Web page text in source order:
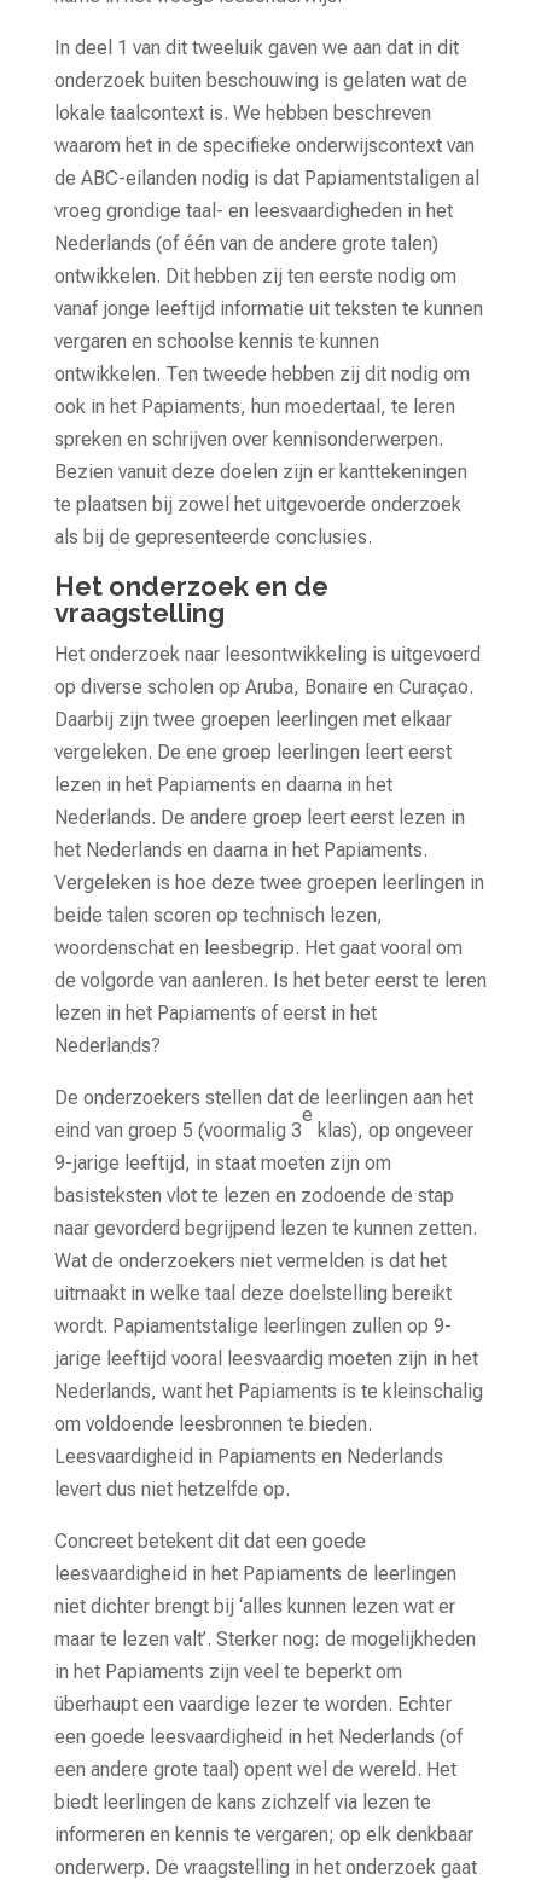
In deel 1 van dit tweeluik gaven we aan dat in dit
onderzoek buiten beschouwing is gelaten wat de
lokale taalcontext is. We hebben beschreven
waarom het in de specifieke onderwijscontext van
de ABC-eilanden nodig is dat Papiamentstaligen al
vroeg grondige taal- en leesvaardigheden in het
Nederlands (of één van de andere grote talen)
ontwikkelen. Dit hebben zij ten eerste nodig om
vanaf jonge leeftijd informatie uit teksten te kunnen
vergaren en schoolse kennis te kunnen
ontwikkelen. Ten tweede hebben zij dit nodig om
ook in het Papiaments, hun moedertaal, te leren
spreken en schrijven over kennisonderwerpen.
Bezien vanuit deze doelen zijn er kanttekeningen
te plaatsen bij zowel het uitgevoerde onderzoek
als bij de gepresenteerde conclusies.
Het onderzoek en de
vraagstelling
Het onderzoek naar leesontwikkeling is uitgevoerd
op diverse scholen op Aruba, Bonaire en Curaçao.
Daarbij zijn twee groepen leerlingen met elkaar
vergeleken. De ene groep leerlingen leert eerst
lezen in het Papiaments en daarna in het
Nederlands. De andere groep leert eerst lezen in
het Nederlands en daarna in het Papiaments.
Vergeleken is hoe deze twee groepen leerlingen in
beide talen scoren op technisch lezen,
woordenschat en leesbegrip. Het gaat vooral om
de volgorde van aanleren. Is het beter eerst te leren
lezen in het Papiaments of eerst in het
Nederlands?
De onderzoekers stellen dat de leerlingen aan het
eind van groep 5 (voormalig 3
e
klas), op ongeveer
9-jarige leeftijd, in staat moeten zijn om
basisteksten vlot te lezen en zodoende de stap
naar gevorderd begrijpend lezen te kunnen zetten.
Wat de onderzoekers niet vermelden is dat het
uitmaakt in welke taal deze doelstelling bereikt
wordt. Papiamentstalige leerlingen zullen op 9-
jarige leeftijd vooral leesvaardig moeten zijn in het
Nederlands, want het Papiaments is te kleinschalig
om voldoende leesbronnen te bieden.
Leesvaardigheid in Papiaments en Nederlands
levert dus niet hetzelfde op.
Concreet betekent dit dat een goede
leesvaardigheid in het Papiaments de leerlingen
niet dichter brengt bij ‘alles kunnen lezen wat er
maar te lezen valt’. Sterker nog: de mogelijkheden
in het Papiaments zijn veel te beperkt om
überhaupt een vaardige lezer te worden. Echter
een goede leesvaardigheid in het Nederlands (of
een andere grote taal) opent wel de wereld. Het
biedt leerlingen de kans zichzelf via lezen te
informeren en kennis te vergaren; op elk denkbaar
onderwerp. De vraagstelling in het onderzoek gaat